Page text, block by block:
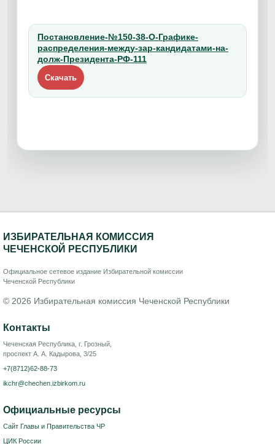
Постановление-№150-38-О-Графике-
распределения-между-зар-кандидатами-на-
долж-Президента-РФ-111
Скачать
ИЗБИРАТЕЛЬНАЯ КОМИССИЯ
ЧЕЧЕНСКОЙ РЕСПУБЛИКИ
Официальное сетевое издание Избирательной комиссии
Чеченской Республики
© 2026 Избирательная комиссия Чеченской Республики
Контакты
Чеченская Республика, г. Грозный,
проспект А. А. Кадырова, 3/25
+7(8712)62-88-73
ikchr@chechen.izbirkom.ru
Официальные ресурсы
Сайт Главы и Правительства ЧР
ЦИК России